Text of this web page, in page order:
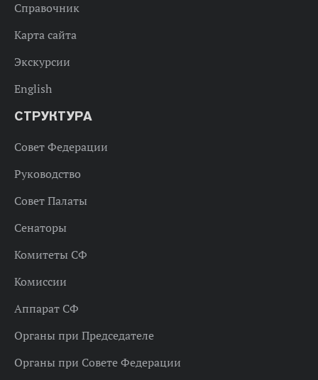
Справочник
Карта сайта
Экскурсии
English
СТРУКТУРА
Совет Федерации
Руководство
Совет Палаты
Сенаторы
Комитеты СФ
Комиссии
Аппарат СФ
Органы при Председателе
Органы при Совете Федерации